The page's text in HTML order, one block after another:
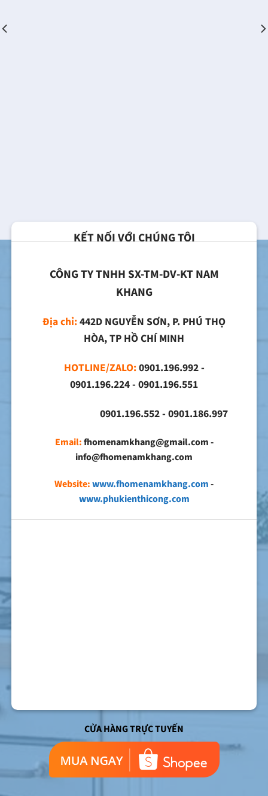
KẾT NỐI VỚI CHÚNG TÔI
CÔNG TY TNHH SX-TM-DV-KT NAM
KHANG
Địa chỉ:442D NGUYỄN SƠN, P. PHÚ THỌ
HÒA, TP HỒ CHÍ MINH
HOTLINE/ZALO:0901.196.992 -
0901.196.224 - 0901.196.551
0901.196.552 - 0901.186.997
Email:fhomenamkhang@gmail.com -
info@fhomenamkhang.com
Website:www.fhomenamkhang.com-
www.phukienthicong.com
CỬA HÀNG TRỰC TUYẾN